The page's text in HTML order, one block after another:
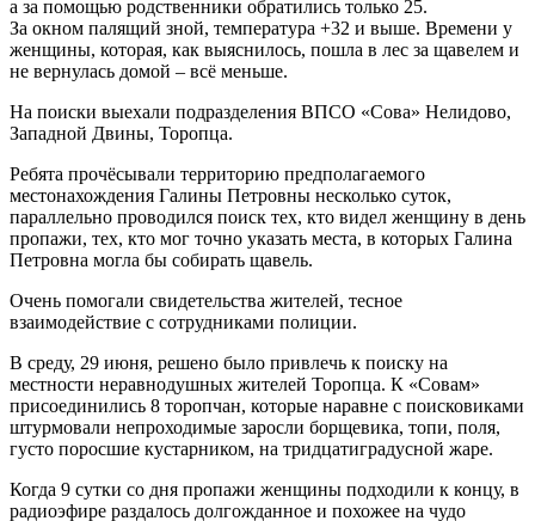
а за помощью родственники обратились только 25.
За окном палящий зной, температура +32 и выше. Времени у
женщины, которая, как выяснилось, пошла в лес за щавелем и
не вернулась домой – всё меньше.
На поиски выехали подразделения ВПСО «Сова» Нелидово,
Западной Двины, Торопца.
Ребята прочёсывали территорию предполагаемого
местонахождения Галины Петровны несколько суток,
параллельно проводился поиск тех, кто видел женщину в день
пропажи, тех, кто мог точно указать места, в которых Галина
Петровна могла бы собирать щавель.
Очень помогали свидетельства жителей, тесное
взаимодействие с сотрудниками полиции.
В среду, 29 июня, решено было привлечь к поиску на
местности неравнодушных жителей Торопца. К «Совам»
присоединились 8 торопчан, которые наравне с поисковиками
штурмовали непроходимые заросли борщевика, топи, поля,
густо поросшие кустарником, на тридцатиградусной жаре.
Когда 9 сутки со дня пропажи женщины подходили к концу, в
радиоэфире раздалось долгожданное и похожее на чудо